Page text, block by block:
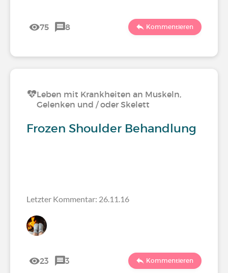
75 8 Kommentieren
Leben mit Krankheiten an Muskeln,
Gelenken und / oder Skelett
Frozen Shoulder Behandlung
Letzter Kommentar: 26.11.16
23 3 Kommentieren